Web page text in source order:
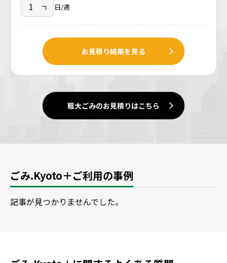
日/週
お見積り結果を見る
粗大ごみのお見積りはこちら
ごみ.Kyoto＋ご利用の事例
記事が見つかりませんでした。